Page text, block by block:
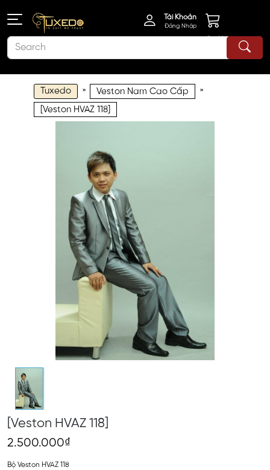
Tài Khoản
Đăng Nhập
Giỏ Hàng
Tuxedo » Veston Nam Cao Cấp »
[Veston HVAZ 118]
[Veston HVAZ 118]
2.500.000₫
Bộ Veston HVAZ 118